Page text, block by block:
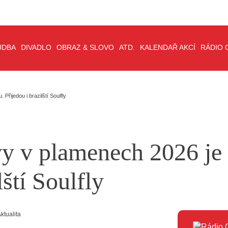
DIVADLO OBRAZ & SLOVO ATD. KALENDAŘ AKCÍ RÁDIO
Přijedou i brazilští Soulfly
v plamenech 2026
Soulfly